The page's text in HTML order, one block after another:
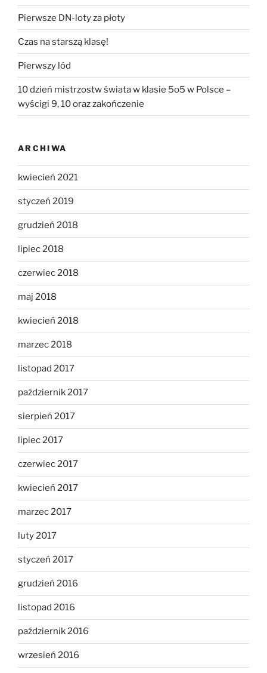
Pierwsze DN-loty za płoty
Czas na starszą klasę!
Pierwszy lód
10 dzień mistrzostw świata w klasie 5o5 w Polsce –
wyścigi 9, 10 oraz zakończenie
ARCHIWA
kwiecień 2021
styczeń 2019
grudzień 2018
lipiec 2018
czerwiec 2018
maj 2018
kwiecień 2018
marzec 2018
listopad 2017
październik 2017
sierpień 2017
lipiec 2017
czerwiec 2017
kwiecień 2017
marzec 2017
luty 2017
styczeń 2017
grudzień 2016
listopad 2016
październik 2016
wrzesień 2016